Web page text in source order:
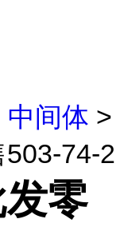
中间体 >
74-2
零